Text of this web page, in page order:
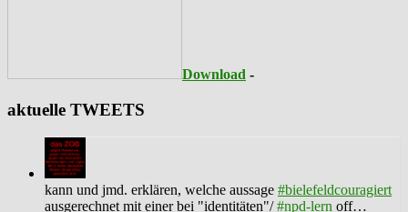
Download -
aktuelle TWEETS
kann und jmd. erklären, welche aussage #bielefeldcouragiert
ausgerechnet mit einer bei "identitäten"/#npd-lern off…